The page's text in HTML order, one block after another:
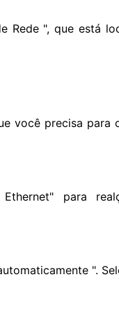
Rede ", que está
você precisa para
para
".